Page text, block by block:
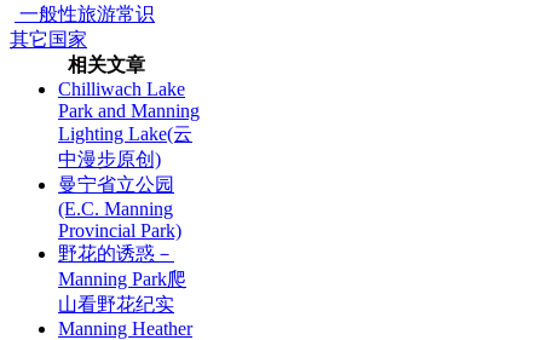
一般性旅游常识
其它国家
相关文章
Chilliwach Lake
Park and Manning
Lighting Lake(云
中漫步原创)
曼宁省立公园
(E.C. Manning
Provincial Park)
野花的诱惑－
Manning Park爬
山看野花纪实
Manning Heather